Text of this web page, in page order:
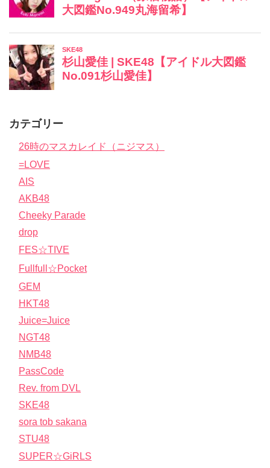
カテゴリー
26時のマスカレイド（ニジマス）
=LOVE
AIS
AKB48
Cheeky Parade
drop
FES☆TIVE
Fullfull☆Pocket
GEM
HKT48
Juice=Juice
NGT48
NMB48
PassCode
Rev. from DVL
SKE48
sora tob sakana
STU48
SUPER☆GiRLS